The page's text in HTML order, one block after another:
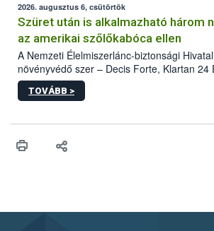
az intenzív felderítést, emellett az
hatósággal is összehangolják a terjedés
2026. augusztus 6, csütörtök
Szüret után is alkalmazható három
az amerikai szőlőkabóca ellen
A Nemzeti Élelmiszerlánc-biztonsági
növényvédő szer – Decis Forte, Klartan 24
engedélyokiratát módosította, így azok a
egészen a vesszőérettség (BBCH 91)
érésű szőlőkben is legyen lehetőség a
felhasználók számára is elérhető és
TOVÁBB >